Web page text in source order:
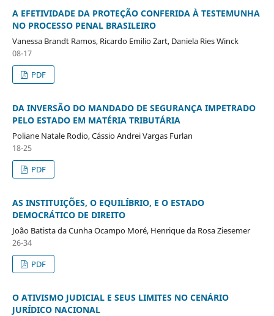
A EFETIVIDADE DA PROTEÇÃO CONFERIDA À TESTEMUNHA
NO PROCESSO PENAL BRASILEIRO
Vanessa Brandt Ramos, Ricardo Emilio Zart, Daniela Ries Winck
08-17
PDF
DA INVERSÃO DO MANDADO DE SEGURANÇA IMPETRADO
PELO ESTADO EM MATÉRIA TRIBUTÁRIA
Poliane Natale Rodio, Cássio Andrei Vargas Furlan
18-25
PDF
AS INSTITUIÇÕES, O EQUILÍBRIO, E O ESTADO
DEMOCRÁTICO DE DIREITO
João Batista da Cunha Ocampo Moré, Henrique da Rosa Ziesemer
26-34
PDF
O ATIVISMO JUDICIAL E SEUS LIMITES NO CENÁRIO
JURÍDICO NACIONAL